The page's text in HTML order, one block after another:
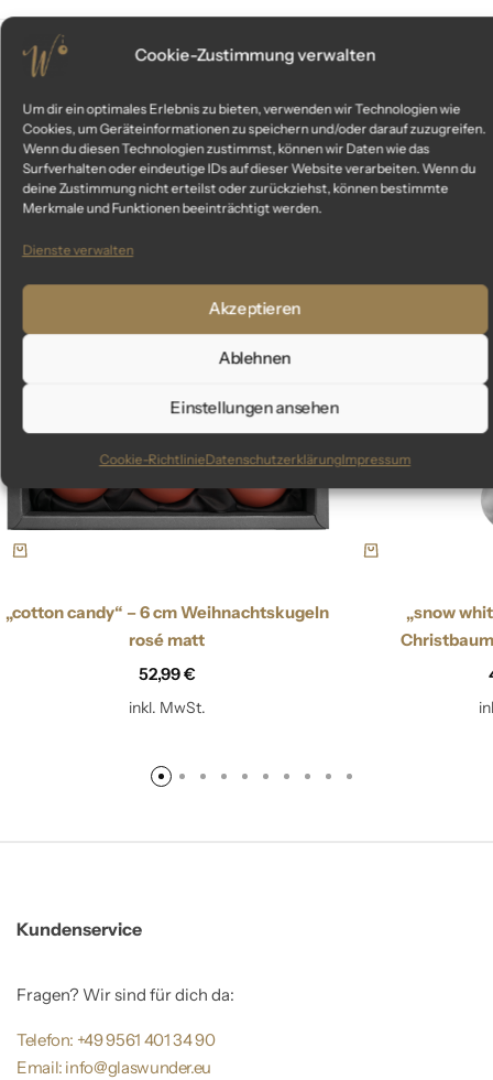
Cookie-Zustimmung verwalten
Um dir ein optimales Erlebnis zu bieten, verwenden wir Technologien wie
Cookies, um Geräteinformationen zu speichern und/oder darauf zuzugreifen.
Wenn du diesen Technologien zustimmst, können wir Daten wie das
Surfverhalten oder eindeutige IDs auf dieser Website verarbeiten. Wenn du
deine Zustimmung nicht erteilst oder zurückziehst, können bestimmte
Merkmale und Funktionen beeinträchtigt werden.
Dienste verwalten
Akzeptieren
Ablehnen
Einstellungen ansehen
Cookie-RichtlinieDatenschutzerklärungImpressum
Ähnliche Produkte
Das könnte dir auch gefallen
„cotton candy“ – 6 cm Weihnachtskugeln
rosé matt
52,99€
inkl. MwSt.
„snow
Kundenservice
Fragen? Wir sind für dich da:
Telefon: +49 9561 401 34 90
Email: info@glaswunder.eu